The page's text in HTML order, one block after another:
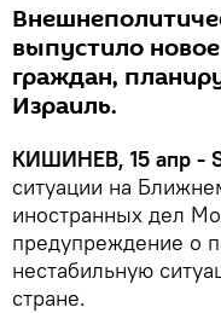
выпустило
граждан,
Израиль.
КИШИНЕВ, 15 апр -
ситуации на
иностранных дел
предупреждение о
нестабильную
стране.